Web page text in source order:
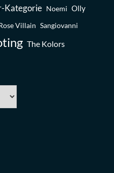
Kategorie Noemi Olly
Villain Sangiovanni
The Kolors